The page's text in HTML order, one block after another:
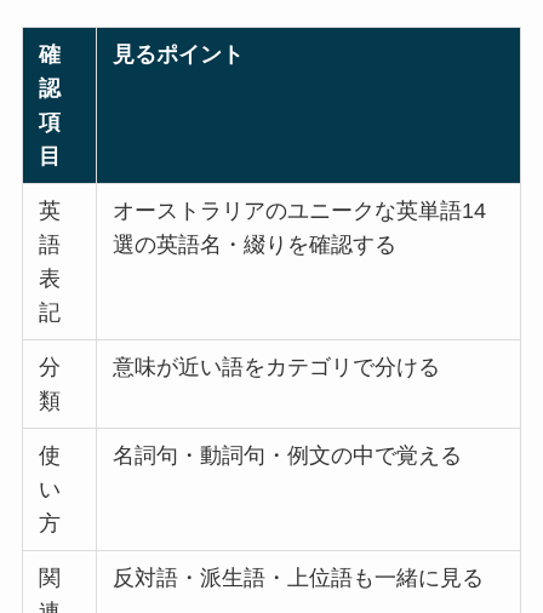
確
認
項
目
見るポイント
英
語
表
記
オーストラリアのユニークな英単語14
選の英語名・綴りを確認する
分
類
意味が近い語をカテゴリで分ける
使
い
方
名詞句・動詞句・例文の中で覚える
関
反対語・派生語・上位語も一緒に見る